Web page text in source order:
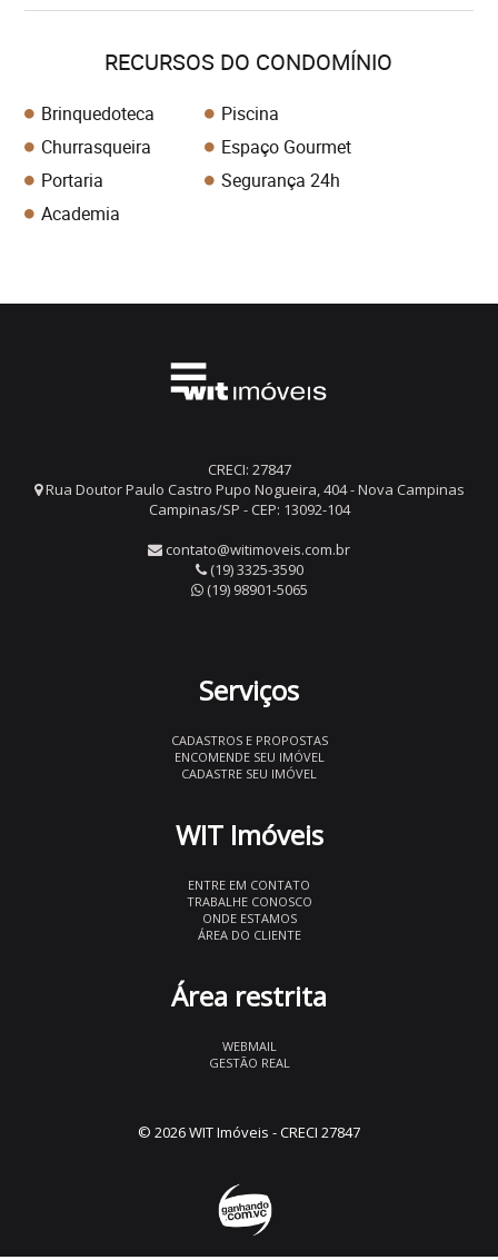
RECURSOS DO CONDOMÍNIO
Brinquedoteca
Piscina
Churrasqueira
Espaço Gourmet
Portaria
Segurança 24h
Academia
CRECI: 27847
Rua Doutor Paulo Castro Pupo Nogueira, 404 - Nova Campinas
Campinas/SP - CEP: 13092-104
contato@witimoveis.com.br
(19) 3325-3590
(19) 98901-5065
Serviços
CADASTROS E PROPOSTAS
ENCOMENDE SEU IMÓVEL
CADASTRE SEU IMÓVEL
WIT Imóveis
ENTRE EM CONTATO
TRABALHE CONOSCO
ONDE ESTAMOS
ÁREA DO CLIENTE
Área restrita
WEBMAIL
GESTÃO REAL
© 2026 WIT Imóveis - CRECI 27847